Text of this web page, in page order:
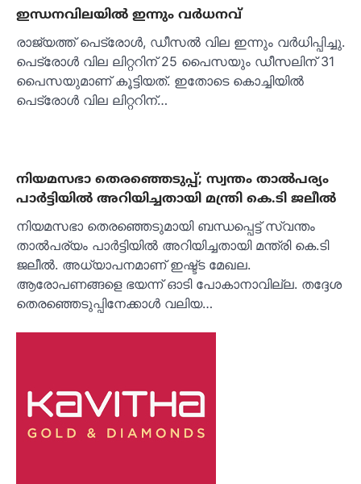
ഇന്ധനവിലയില്‍ ഇന്നും വര്‍ധനവ്
രാജ്യത്ത് പെട്രോള്‍, ഡീസല്‍ വില ഇന്നും വര്‍ധിപ്പിച്ചു.
പെട്രോള്‍ വില ലിറ്ററിന് 25 പൈസയും ഡീസലിന് 31
പൈസയുമാണ് കൂട്ടിയത്. ഇതോടെ കൊച്ചിയില്‍
പെട്രോള്‍ വില ലിറ്ററിന്…
നിയമസഭാ തെരഞ്ഞെടുപ്പ്; സ്വന്തം താൽപര്യം
പാർട്ടിയിൽ അറിയിച്ചതായി മന്ത്രി കെ.ടി ജലീൽ
നിയമസഭാ തെരഞ്ഞെടുമായി ബന്ധപ്പെട്ട് സ്വന്തം
താൽപര്യം പാർട്ടിയിൽ അറിയിച്ചതായി മന്ത്രി കെ.ടി
ജലീൽ. അധ്യാപനമാണ് ഇഷ്ട്ട മേഖല.
ആരോപണങ്ങളെ ഭയന്ന് ഓടി പോകാനാവില്ല. തദ്ദേശ
തെരഞ്ഞെടുപ്പിനേക്കാൾ വലിയ…